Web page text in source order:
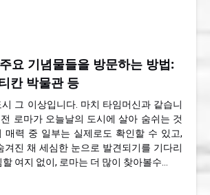
요 기념물들을 방문하는 방법:
칸 박물관 등
그 이상입니다. 마치 타임머신과 같습니
로마가 오늘날의 도시에 살아 숨쉬는 것
매력 중 일부는 실제로도 확인할 수 있고,
겨진 채 세심한 눈으로 발견되기를 기다리
여지 없이, 로마는 더 많이 찾아볼수…